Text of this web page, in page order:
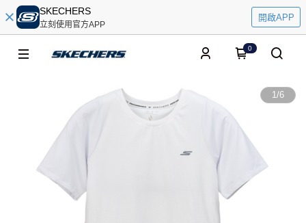
SKECHERS
立刻使用官方APP
開啟APP
0
1/6